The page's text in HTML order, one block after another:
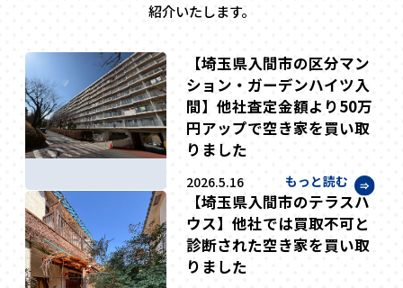
紹介いたします。
【埼玉県入間市の区分マン
ション・ガーデンハイツ入
間】他社査定金額より50万
円アップで空き家を買い取
りました
2026.5.16 もっと読む
【埼玉県入間市のテラスハ
ウス】他社では買取不可と
診断された空き家を買い取
りました